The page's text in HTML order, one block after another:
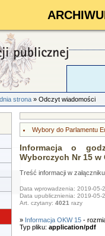
strona» Odczyt wiadomości
Wybory do Parlamentu
Informacja o
Wyborczych Nr 15
Treść informacji w załączniku
Data wprowadzenia: 2019-05-
Data upublicznienia: 2019-05-
Art. czytany: 4021razy
» Informacja OKW 15-
Typ pliku: application/pdf